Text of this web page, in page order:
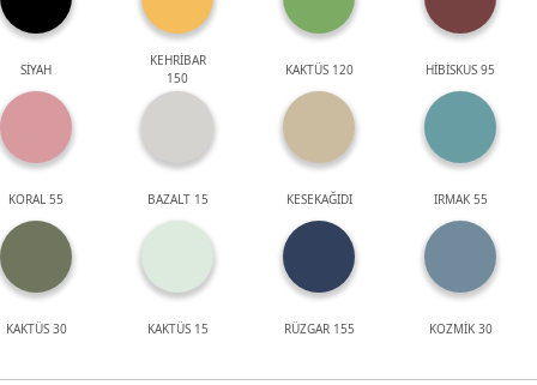
SİYAH
KEHRİBAR
150
KAKTÜS 120 HİBİSKUS 95
KORAL 55 BAZALT 15 KESEKAĞIDI IRMAK 55
KAKTÜS 30 KAKTÜS 15 RÜZGAR 155 KOZMİK 30